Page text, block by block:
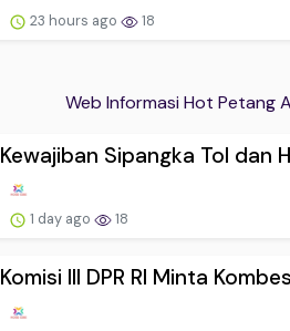
23 hours ago 18
Web Informasi Hot Petang
Kewajiban Sipangka Tol dan
1 day ago 18
Komisi III DPR RI Minta